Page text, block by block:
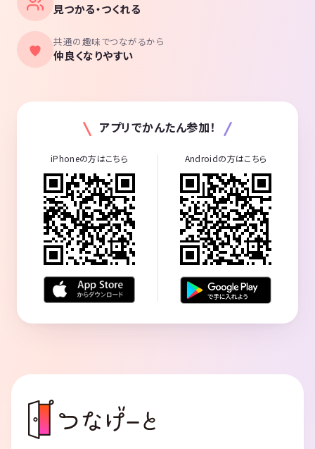
見つかる・つくれる
共通の趣味でつながるから
仲良くなりやすい
アプリでかんたん参加！
iPhoneの方はこちら Androidの方はこちら